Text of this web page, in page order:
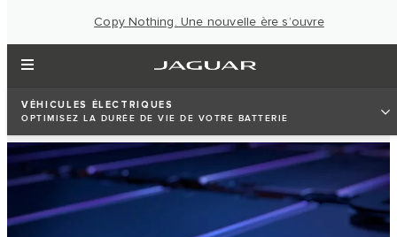
Copy Nothing. Une nouvelle ère s’ouvre
VÉHICULES ÉLECTRIQUES
OPTIMISEZ LA DURÉE DE VIE DE VOTRE BATTERIE